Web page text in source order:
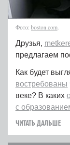
Фото: boston.com
Друзья,
предлагаем
Как будет
востребованы
веке? В каких
с
ЧИТАТЬ ДАЛЬШЕ